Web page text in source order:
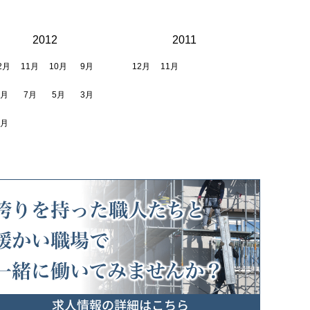
2012
11月 10月 9月
7月 5月 3月
2011
12月 11月